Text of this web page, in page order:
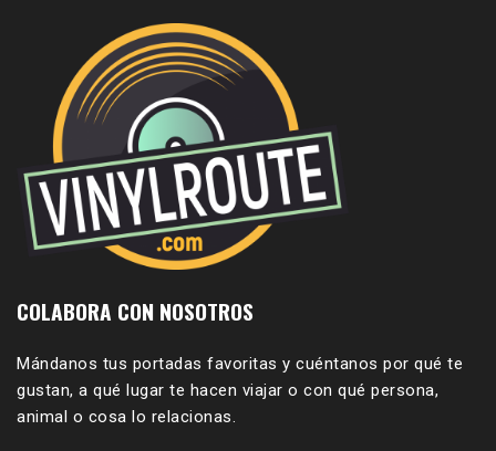
COLABORA CON NOSOTROS
Mándanos tus portadas favoritas y cuéntanos por qué te
gustan, a qué lugar te hacen viajar o con qué persona,
animal o cosa lo relacionas.